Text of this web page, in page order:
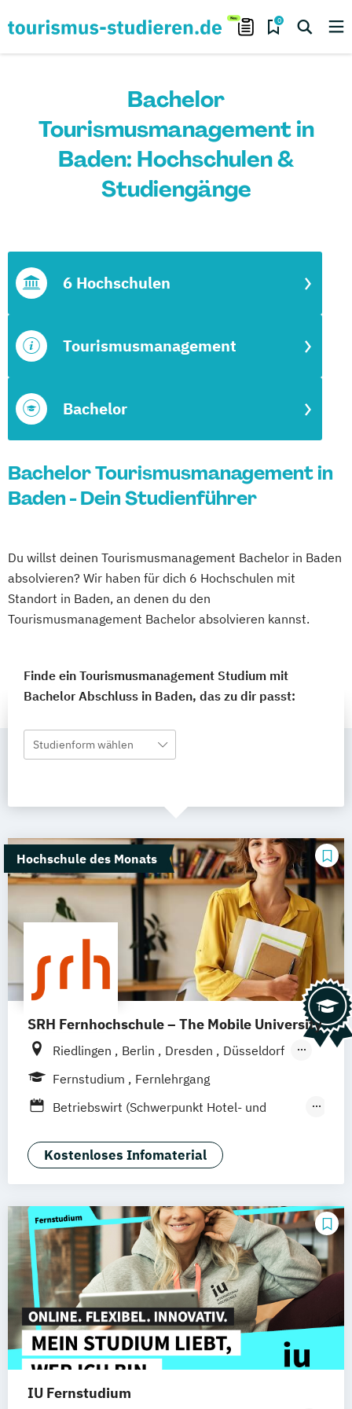
0
Bachelor
Tourismusmanagement in
Baden: Hochschulen &
Studiengänge
Bachelor
Tourismusmanagement
6 Hochschulen
Bachelor Tourismusmanagement in
Baden - Dein Studienführer
Du willst deinen Tourismusmanagement Bachelor in Baden
absolvieren? Wir haben für dich 6 Hochschulen mit
Standort in Baden, an denen du den
Tourismusmanagement Bachelor absolvieren kannst.
Finde ein Tourismusmanagement Studium mit
Bachelor Abschluss in Baden, das zu dir passt:
Studienform wählen
Hochschule des Monats
SRH Fernhochschule – The Mobile University
Riedlingen Berlin Dresden
Düsseldorf
Hamburg
Hannover Köln
Mannheim
Wertheim Wien
Frankfurt am Main Hamm Zürich
Fernstudium
Fernlehrgang
Betriebswirt (Schwerpunkt Hotel- und
Betriebswirtschaft und Hotelmanagement
Kostenloses Infomaterial
IU Fernstudium